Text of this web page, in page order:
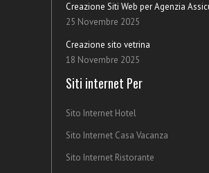
Creazione Siti Web per Agenzia
25 Novembre 2025
Creazione sito vetrina
18 Novembre 2025
Siti internet Per
Sito Internet Hotel
Sito Internet Casa Vacanza
Sito Internet Ristorante